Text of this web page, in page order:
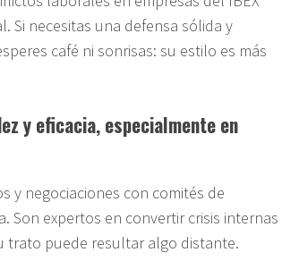
Si necesitas una defensa sólida y
café ni sonrisas: su estilo es más
y eficacia, especialmente en
y negociaciones con comités de
Son expertos en convertir crisis internas
trato puede resultar algo distante.